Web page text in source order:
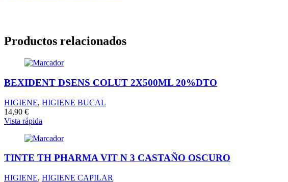
Productos relacionados
BEXIDENT DSENS COLUT 2X500ML 20%DTO
HIGIENE, HIGIENE BUCAL
14,90 €
Vista rápida
TINTE TH PHARMA VIT N 3 CASTAÑO OSCURO
HIGIENE, HIGIENE CAPILAR